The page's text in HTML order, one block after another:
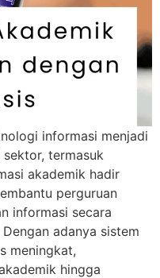
informasi menjadi
termasuk
akademik hadir
perguruan
informasi secara
adanya sistem
meningkat,
hingga